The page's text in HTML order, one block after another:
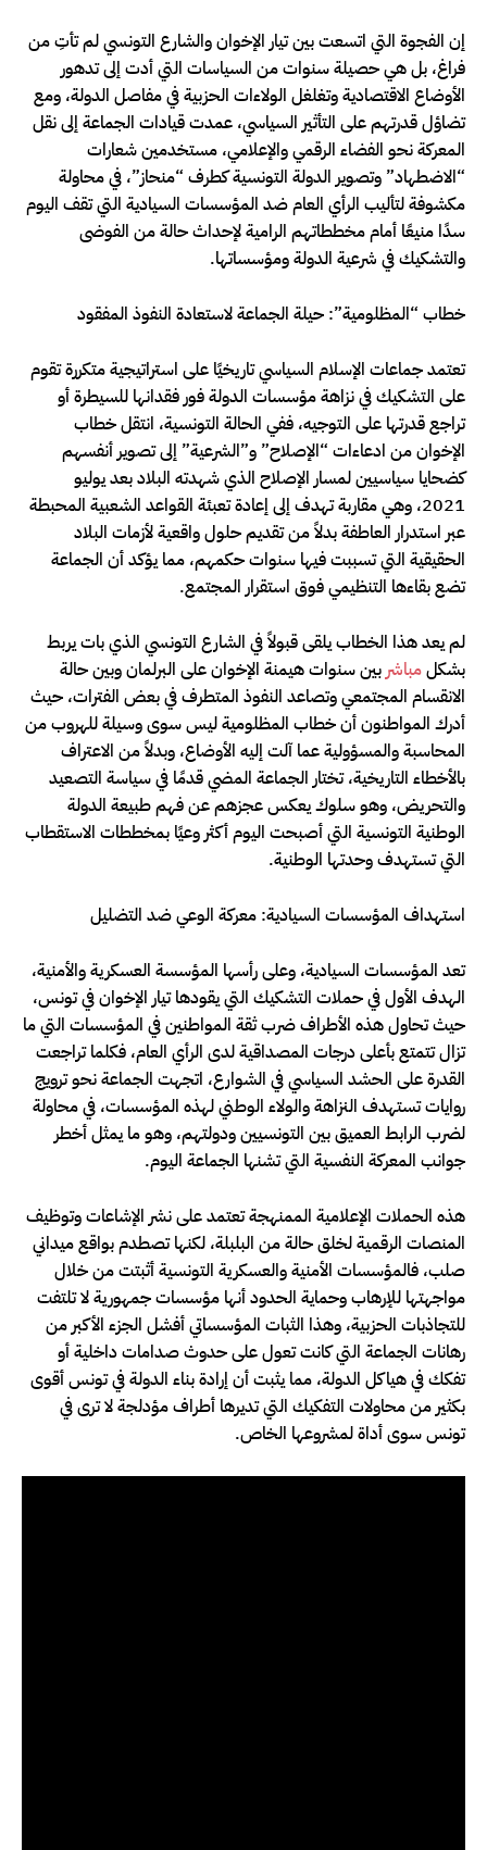
إن الفجوة التي اتسعت بين تيار الإخوان والشارع التونسي لم تأتِ من
فراغ، بل هي حصيلة سنوات من السياسات التي أدت إلى تدهور
الأوضاع الاقتصادية وتغلغل الولاءات الحزبية في مفاصل الدولة، ومع
تضاؤل قدرتهم على التأثير السياسي، عمدت قيادات الجماعة إلى نقل
المعركة نحو الفضاء الرقمي والإعلامي، مستخدمين شعارات
“الاضطهاد” وتصوير الدولة التونسية كطرف “منحاز”، في محاولة
مكشوفة لتأليب الرأي العام ضد المؤسسات السيادية التي تقف اليوم
سدًا منيعًا أمام مخططاتهم الرامية لإحداث حالة من الفوضى
والتشكيك في شرعية الدولة ومؤسساتها.
خطاب “المظلومية”: حيلة الجماعة لاستعادة النفوذ المفقود
تعتمد جماعات الإسلام السياسي تاريخيًا على استراتيجية متكررة تقوم
على التشكيك في نزاهة مؤسسات الدولة فور فقدانها للسيطرة أو
تراجع قدرتها على التوجيه، ففي الحالة التونسية، انتقل خطاب
الإخوان من ادعاءات “الإصلاح” و”الشرعية” إلى تصوير أنفسهم
كضحايا سياسيين لمسار الإصلاح الذي شهدته البلاد بعد يوليو
2021، وهي مقاربة تهدف إلى إعادة تعبئة القواعد الشعبية المحبطة
عبر استدرار العاطفة بدلاً من تقديم حلول واقعية لأزمات البلاد
الحقيقية التي تسببت فيها سنوات حكمهم، مما يؤكد أن الجماعة
تضع بقاءها التنظيمي فوق استقرار المجتمع.
لم يعد هذا الخطاب يلقى قبولاً في الشارع التونسي الذي بات يربط
بشكلمباشر بين سنوات هيمنة الإخوان على البرلمان وبين حالة
الانقسام المجتمعي وتصاعد النفوذ المتطرف في بعض الفترات، حيث
أدرك المواطنون أن خطاب المظلومية ليس سوى وسيلة للهروب من
المحاسبة والمسؤولية عما آلت إليه الأوضاع، وبدلاً من الاعتراف
بالأخطاء التاريخية، تختار الجماعة المضي قدمًا في سياسة التصعيد
والتحريض، وهو سلوك يعكس عجزهم عن فهم طبيعة الدولة
الوطنية التونسية التي أصبحت اليوم أكثر وعيًا بمخططات الاستقطاب
التي تستهدف وحدتها الوطنية.
استهداف المؤسسات السيادية: معركة الوعي ضد التضليل
تعد المؤسسات السيادية، وعلى رأسها المؤسسة العسكرية والأمنية،
الهدف الأول في حملات التشكيك التي يقودها تيار الإخوان في تونس،
حيث تحاول هذه الأطراف ضرب ثقة المواطنين في المؤسسات التي ما
تزال تتمتع بأعلى درجات المصداقية لدى الرأي العام، فكلما تراجعت
القدرة على الحشد السياسي في الشوارع، اتجهت الجماعة نحو ترويج
روايات تستهدف النزاهة والولاء الوطني لهذه المؤسسات، في محاولة
لضرب الرابط العميق بين التونسيين ودولتهم، وهو ما يمثل أخطر
جوانب المعركة النفسية التي تشنها الجماعة اليوم.
هذه الحملات الإعلامية الممنهجة تعتمد على نشر الإشاعات وتوظيف
المنصات الرقمية لخلق حالة من البلبلة، لكنها تصطدم بواقع ميداني
صلب، فالمؤسسات الأمنية والعسكرية التونسية أثبتت من خلال
مواجهتها للإرهاب وحماية الحدود أنها مؤسسات جمهورية لا تلتفت
للتجاذبات الحزبية، وهذا الثبات المؤسساتي أفشل الجزء الأكبر من
رهانات الجماعة التي كانت تعول على حدوث صدامات داخلية أو
تفكك في هياكل الدولة، مما يثبت أن إرادة بناء الدولة في تونس أقوى
بكثير من محاولات التفكيك التي تديرها أطراف مؤدلجة لا ترى في
تونس سوى أداة لمشروعها الخاص.